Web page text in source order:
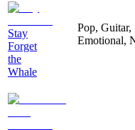
Stay
Forget
the
Whale
Pop, Guitar,
Emotional,